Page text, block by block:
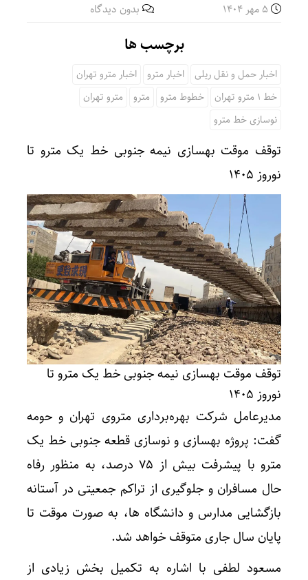
بدون دیدگاه
برچسب ها
اخبار حمل و نقل ریلی اخبار مترو
اخبار مترو تهران
خط 1 مترو تهران
خطوط مترو مترو
مترو تهران
نوسازی خط مترو
توقف موقت بهسازی نیمه جنوبی خط یک مترو تا
نوروز ۱۴۰۵
توقف موقت بهسازی نیمه جنوبی خط یک مترو تا
نوروز ۱۴۰۵
مدیرعامل شرکت بهره‌برداری متروی تهران و حومه
گفت: پروژه بهسازی و نوسازی قطعه جنوبی خط یک
مترو با پیشرفت بیش از ۷۵ درصد، به منظور رفاه
حال مسافران و جلوگیری از تراکم جمعیتی در آستانه
بازگشایی مدارس و دانشگاه ها، به صورت موقت تا
پایان سال جاری متوقف خواهد شد.
مسعود لطفی با اشاره به تکمیل بخش زیادی از